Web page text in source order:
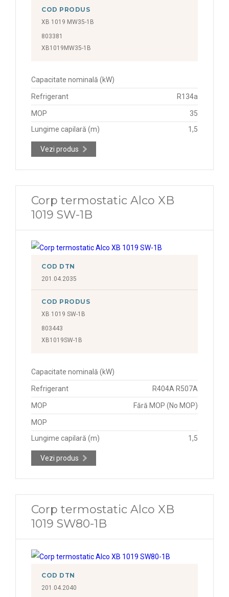
COD PRODUS
XB 1019 MW35-1B
803381
XB1019MW35-1B
Capacitate nominală (kW)
Refrigerant R134a
MOP
35
Lungime capilară (m)
1,5
Vezi produs
Corp termostatic Alco XB
1019 SW-1B
COD DTN
201.04.2035
COD PRODUS
XB 1019 SW-1B
803443
XB1019SW-1B
Capacitate nominală (kW)
Refrigerant R404A R507A
MOP Fără MOP (No MOP)
MOP
Lungime capilară (m)
1,5
Vezi produs
Corp termostatic Alco XB
1019 SW80-1B
COD DTN
201.04.2040